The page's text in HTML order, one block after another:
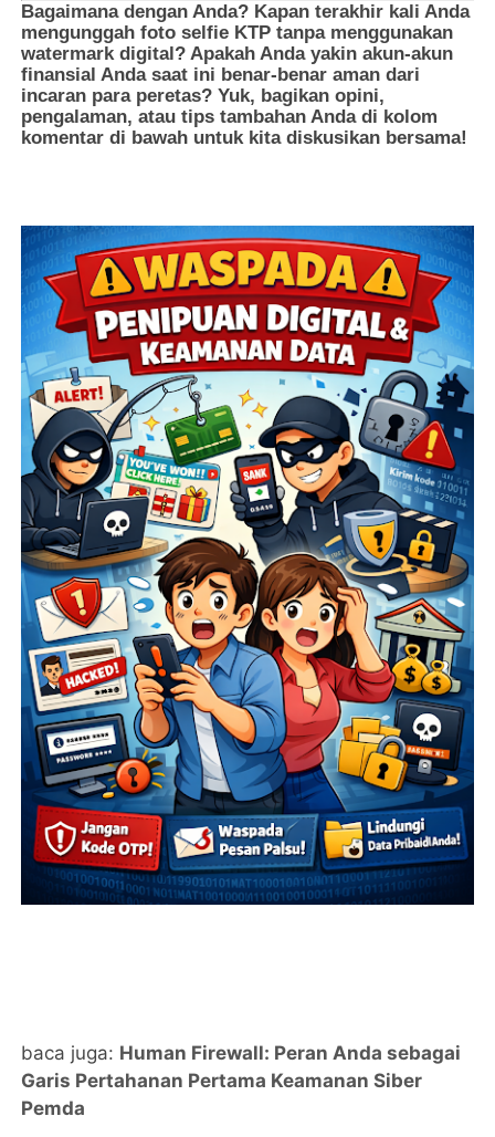
Bagaimana dengan Anda? Kapan terakhir kali Anda
mengunggah foto selfie KTP tanpa menggunakan
watermark digital? Apakah Anda yakin akun-akun
finansial Anda saat ini benar-benar aman dari
incaran para peretas? Yuk, bagikan opini,
pengalaman, atau tips tambahan Anda di kolom
komentar di bawah untuk kita diskusikan bersama!
baca juga: Human Firewall: Peran Anda sebagai
Garis Pertahanan Pertama Keamanan Siber
Pemda